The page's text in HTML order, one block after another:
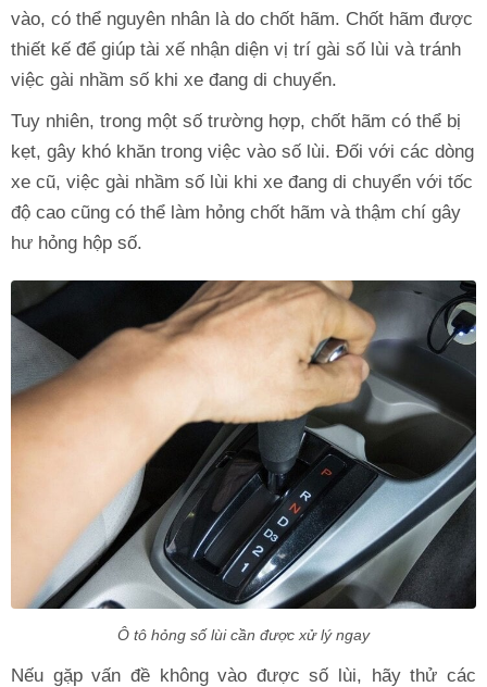
vào, có thể nguyên nhân là do chốt hãm. Chốt hãm được
thiết kế để giúp tài xế nhận diện vị trí gài số lùi và tránh
việc gài nhầm số khi xe đang di chuyển.
Tuy nhiên, trong một số trường hợp, chốt hãm có thể bị
kẹt, gây khó khăn trong việc vào số lùi. Đối với các dòng
xe cũ, việc gài nhầm số lùi khi xe đang di chuyển với tốc
độ cao cũng có thể làm hỏng chốt hãm và thậm chí gây
hư hỏng hộp số.
Ô tô hỏng số lùi cần được xử lý ngay
Nếu gặp vấn đề không vào được số lùi, hãy thử các